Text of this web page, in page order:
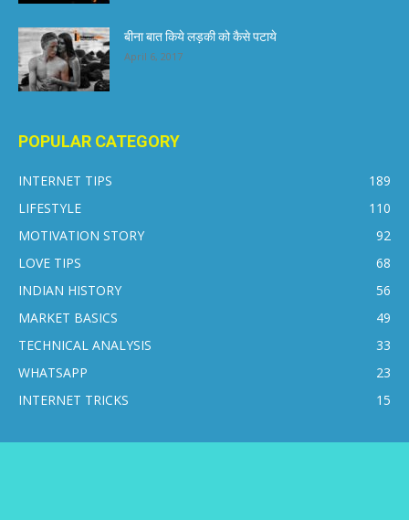
बीना बात किये लड़की को कैसे पटाये
April 6, 2017
POPULAR CATEGORY
INTERNET TIPS
189
LIFESTYLE
110
MOTIVATION STORY
92
LOVE TIPS
68
INDIAN HISTORY
56
MARKET BASICS
49
TECHNICAL ANALYSIS
33
WHATSAPP
23
INTERNET TRICKS
15